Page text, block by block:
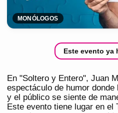
MONÓLOGOS
Este evento ya
En "Soltero y Entero", Juan
espectáculo de humor
y el público se siente de
Este evento tiene lugar en el